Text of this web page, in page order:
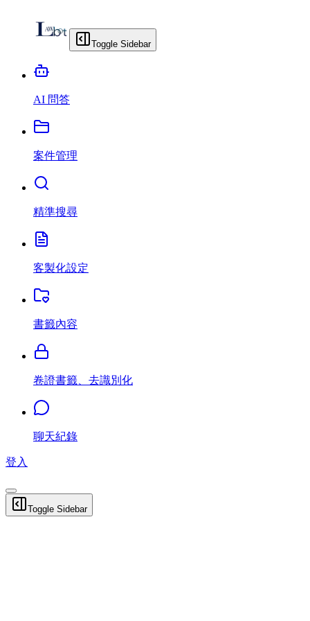
Toggle Sidebar
AI 問答
案件管理
精準搜尋
客製化設定
書籤內容
卷證書籤、去識別化
聊天紀錄
登入
Toggle Sidebar